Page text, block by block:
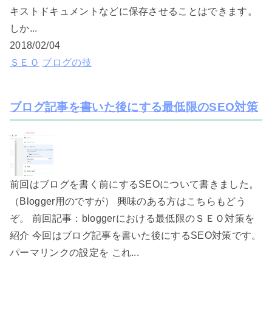
キストドキュメントなどに保存させることはできます。
しか...
2018/02/04
ＳＥＯ ブログの技
ブログ記事を書いた後にする最低限のSEO対策
前回はブログを書く前にするSEOについて書きました。
（Blogger用のですが） 興味のある方はこちらもどう
ぞ。 前回記事：bloggerにおける最低限のＳＥＯ対策を
紹介 今回はブログ記事を書いた後にするSEO対策です。
パーマリンクの設定を これ...